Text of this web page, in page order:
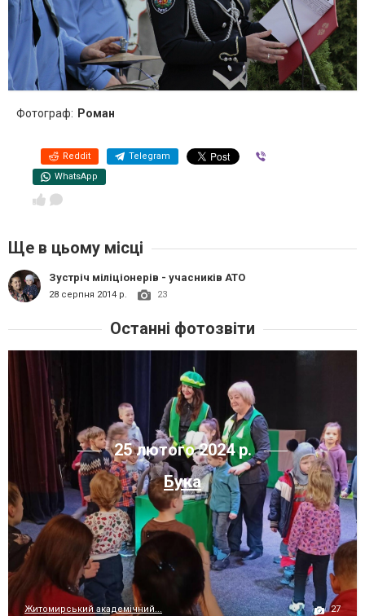
Фотограф: Роман
Reddit Telegram
WhatsApp
Ще в цьому місці
Зустріч міліціонерів - учасників АТО
28 серпня 2014 р. 23
Останні фотозвіти
25 лютого 2024 р.
Бука
Житомирський академічний... 27